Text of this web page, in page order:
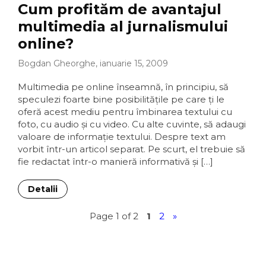
Cum profităm de avantajul
multimedia al jurnalismului
online?
Bogdan Gheorghe, ianuarie 15, 2009
Multimedia pe online înseamnă, în principiu, să
speculezi foarte bine posibilităţile pe care ţi le
oferă acest mediu pentru îmbinarea textului cu
foto, cu audio şi cu video. Cu alte cuvinte, să adaugi
valoare de informaţie textului. Despre text am
vorbit într-un articol separat. Pe scurt, el trebuie să
fie redactat într-o manieră informativă şi […]
Detalii
Page 1 of 2 1 2 »